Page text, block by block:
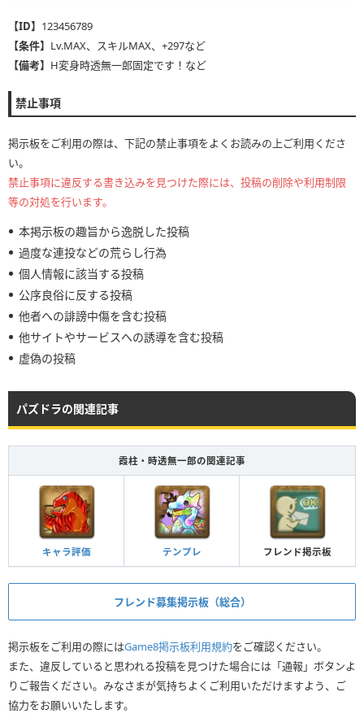
【ID】 123456789
【条件】 Lv.MAX、スキルMAX、+297など
【備考】 H変身時透無一郎固定です！など
禁止事項
掲示板をご利用の際は、下記の禁止事項をよくお読みの上ご利用くださ
い。
禁止事項に違反する書き込みを見つけた際には、投稿の削除や利用制限
等の対処を行います。
本掲示板の趣旨から逸脱した投稿
過度な連投などの荒らし行為
個人情報に該当する投稿
公序良俗に反する投稿
他者への誹謗中傷を含む投稿
他サイトやサービスへの誘導を含む投稿
虚偽の投稿
パズドラの関連記事
霞柱・時透無一郎の関連記事
キャラ評価 テンプレ フレンド掲示板
フレンド募集掲示板（総合）
掲示板をご利用の際にはGame8掲示板利用規約をご確認ください。
また、違反していると思われる投稿を見つけた場合には「通報」ボタンよ
りご報告ください。みなさまが気持ちよくご利用いただけますよう、ご
協力をお願いいたします。